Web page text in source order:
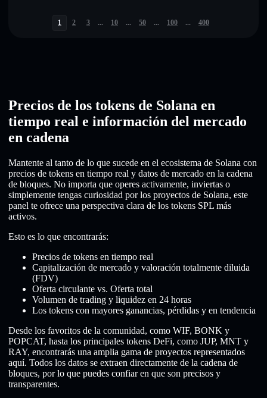
1 2 3 ... 10 ... 50 ... 100 ... 400
Precios de los tokens de Solana en
tiempo real e información del mercado
en cadena
Mantente al tanto de lo que sucede en el ecosistema de Solana con
precios de tokens en tiempo real y datos de mercado en la cadena
de bloques. No importa que operes activamente, inviertas o
simplemente tengas curiosidad por los proyectos de Solana, este
panel te ofrece una perspectiva clara de los tokens SPL más
activos.
Esto es lo que encontrarás:
Precios de tokens en tiempo real
Capitalización de mercado y valoración totalmente diluida
(FDV)
Oferta circulante vs. Oferta total
Volumen de trading y liquidez en 24 horas
Los tokens con mayores ganancias, pérdidas y en tendencia
Desde los favoritos de la comunidad, como WIF, BONK y
POPCAT, hasta los principales tokens DeFi, como JUP, MNT y
RAY, encontrarás una amplia gama de proyectos representados
aquí. Todos los datos se extraen directamente de la cadena de
bloques, por lo que puedes confiar en que son precisos y
transparentes.